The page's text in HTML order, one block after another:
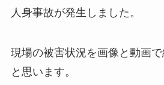
人身事故が発生しました。
現場の被害状況を画像と動画
と思います。